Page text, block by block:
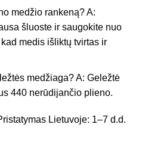
medžio rankeną? A:
šluoste ir saugokite nuo
medis išliktų tvirtas ir
medžiaga? A: Geležtė
440 nerūdijančio plieno.
Lietuvoje: 1–7 d.d.